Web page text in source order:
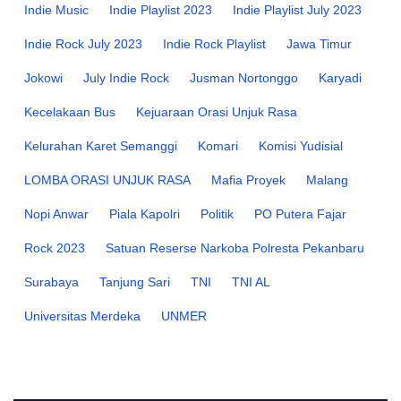
Indie Music Indie Playlist 2023 Indie Playlist July 2023
Indie Rock July 2023 Indie Rock Playlist Jawa Timur
Jokowi July Indie Rock Jusman Nortonggo Karyadi
Kecelakaan Bus Kejuaraan Orasi Unjuk Rasa
Kelurahan Karet Semanggi Komari Komisi Yudisial
LOMBA ORASI UNJUK RASA Mafia Proyek Malang
Nopi Anwar Piala Kapolri Politik PO Putera Fajar
Rock 2023 Satuan Reserse Narkoba Polresta Pekanbaru
Surabaya Tanjung Sari TNI TNI AL
Universitas Merdeka UNMER